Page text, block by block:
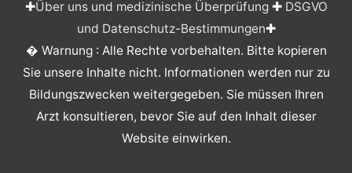
✚Über uns und medizinische Überprüfung✚ DSGVO
und Datenschutz-Bestimmungen✚
� Warnung : Alle Rechte vorbehalten. Bitte kopieren
Sie unsere Inhalte nicht. Informationen werden nur zu
Bildungszwecken weitergegeben. Sie müssen Ihren
Arzt konsultieren, bevor Sie auf den Inhalt dieser
Website einwirken.